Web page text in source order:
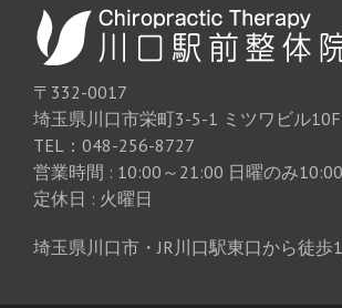
〒332-0017
埼玉県川口市栄町3-5-1 ミツワビル10F
TEL：048-256-8727
営業時間 : 10:00～21:00 日曜のみ
定休日 : 火曜日
埼玉県川口市・JR川口駅東口から徒歩